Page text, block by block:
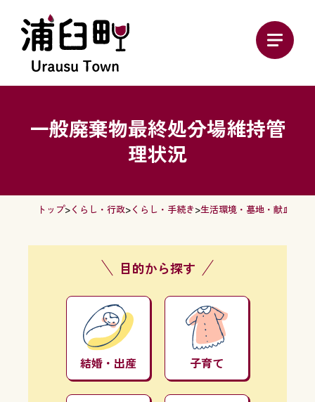
一般廃棄物最終処分場維持管
理状況
トップ>くらし・行政>くらし・手続き>生活環境・墓地・献血
目的から探す
結婚・出産 子育て